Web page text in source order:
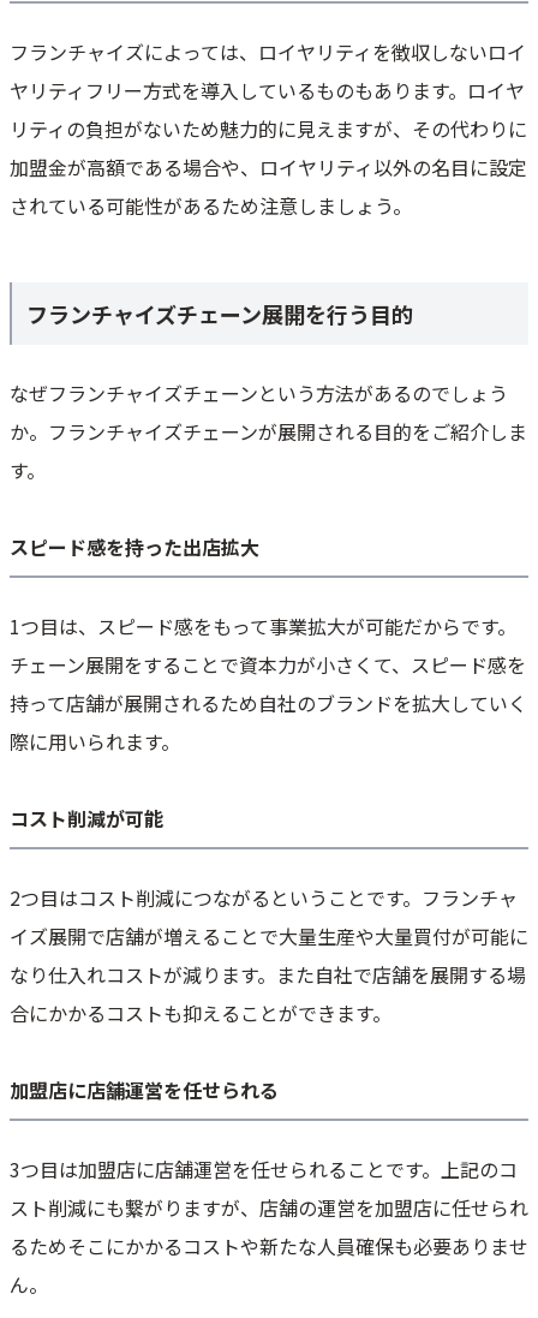
フランチャイズによっては、ロイヤリティを徴収しないロイ
ヤリティフリー方式を導入しているものもあります。ロイヤ
リティの負担がないため魅力的に見えますが、その代わりに
加盟金が高額である場合や、ロイヤリティ以外の名目に設定
されている可能性があるため注意しましょう。
フランチャイズチェーン展開を行う目的
なぜフランチャイズチェーンという方法があるのでしょう
か。フランチャイズチェーンが展開される目的をご紹介しま
す。
スピード感を持った出店拡大
1つ目は、スピード感をもって事業拡大が可能だからです。
チェーン展開をすることで資本力が小さくて、スピード感を
持って店舗が展開されるため自社のブランドを拡大していく
際に用いられます。
コスト削減が可能
2つ目はコスト削減につながるということです。フランチャ
イズ展開で店舗が増えることで大量生産や大量買付が可能に
なり仕入れコストが減ります。また自社で店舗を展開する場
合にかかるコストも抑えることができます。
加盟店に店舗運営を任せられる
3つ目は加盟店に店舗運営を任せられることです。上記のコ
スト削減にも繋がりますが、店舗の運営を加盟店に任せられ
るためそこにかかるコストや新たな人員確保も必要ありませ
ん。